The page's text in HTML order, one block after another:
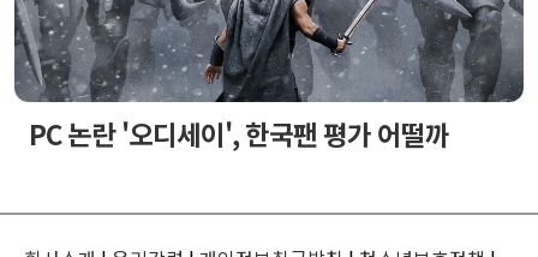
PC 논란 '오디세이', 한국팬 평가 어떨까